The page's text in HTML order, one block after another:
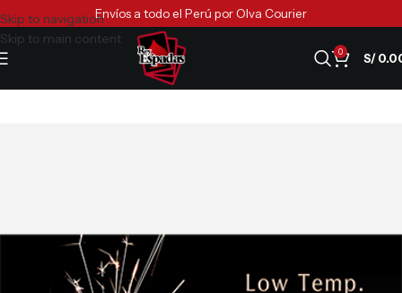
Skip to navigation
Skip to main content
Envíos a todo el Perú por Olva Courier
0 S/